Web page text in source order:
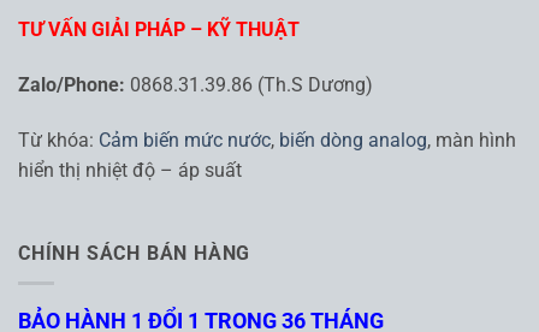
TƯ VẤN GIẢI PHÁP – KỸ THUẬT
Zalo/Phone: 0868.31.39.86 (Th.S Dương)
Từ khóa: Cảm biến mức nước, biến dòng analog, màn hình
hiển thị nhiệt độ – áp suất
CHÍNH SÁCH BÁN HÀNG
BẢO HÀNH 1 ĐỔI 1 TRONG 36 THÁNG